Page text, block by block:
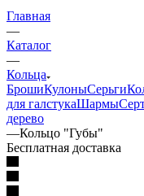
Главная
—
Каталог
—
Кольца
БрошиКулоныСерьги
для галстукаШармы
дерево
—Кольцо "Губы"
Бесплатная доставка